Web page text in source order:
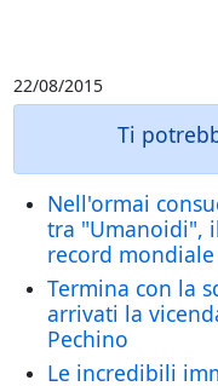
22/08/2015
Ti
Nell'ormai
tra "Umanoidi",
record
Termina con la
arrivati la
Pechino
Le incredibili